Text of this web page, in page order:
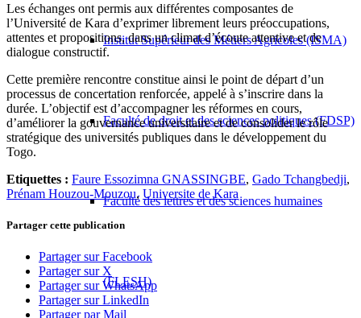
Institut Supérieur des Métiers Agricoles (ISMA)
Faculté de droit et des sciences politiques (FDSP)
Faculté des lettres et des sciences humaines
(FLESH)
Les échanges ont permis aux différentes composantes de
l’Université de Kara d’exprimer librement leurs préoccupations,
attentes et propositions, dans un climat d’écoute attentive et de
dialogue constructif.
Cette première rencontre constitue ainsi le point de départ d’un
processus de concertation renforcée, appelé à s’inscrire dans la
durée. L’objectif est d’accompagner les réformes en cours,
d’améliorer la gouvernance universitaire et de consolider le rôle
stratégique des universités publiques dans le développement du
Togo.
Etiquettes : Faure Essozimna GNASSINGBE, Gado Tchangbedji,
Prénam Houzou-Mouzou, Universite de Kara
Partager cette publication
Partager sur Facebook
Partager sur X
Partager sur WhatsApp
Partager sur LinkedIn
Partager par Mail